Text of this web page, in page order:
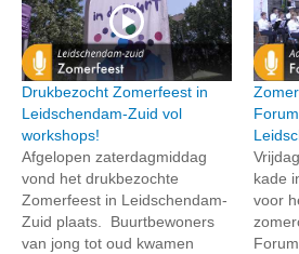
Drukbezocht Zomerfeest in
Leidschendam-Zuid vol
workshops!
Afgelopen zaterdagmiddag
vond het drukbezochte
Zomerfeest in Leidschendam-
Zuid plaats. Buurtbewoners
van jong tot oud kwamen
kade
voor